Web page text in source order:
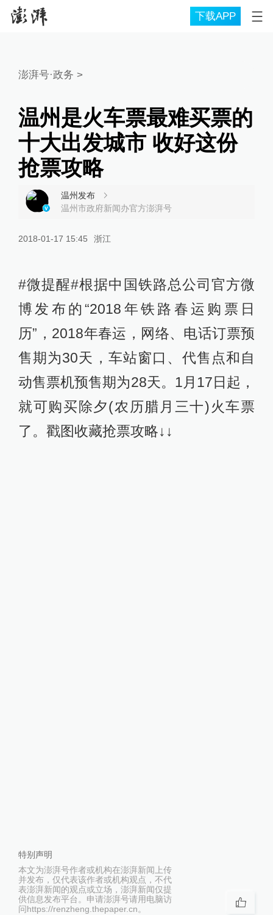
下载APP
澎湃号·政务 >
温州是火车票最难买票的
十大出发城市 收好这份
抢票攻略
温州发布
温州市政府新闻办官方澎湃号
2018-01-17 15:45 浙江
#微提醒#根据中国铁路总公司官方微
博发布的“2018年铁路春运购票日
历”，2018年春运，网络、电话订票预
售期为30天，车站窗口、代售点和自
动售票机预售期为28天。1月17日起，
就可购买除夕(农历腊月三十)火车票
了。戳图收藏抢票攻略↓↓
特别声明
本文为澎湃号作者或机构在澎湃新闻上传
并发布，仅代表该作者或机构观点，不代
表澎湃新闻的观点或立场，澎湃新闻仅提
供信息发布平台。申请澎湃号请用电脑访
问https://renzheng.thepaper.cn。